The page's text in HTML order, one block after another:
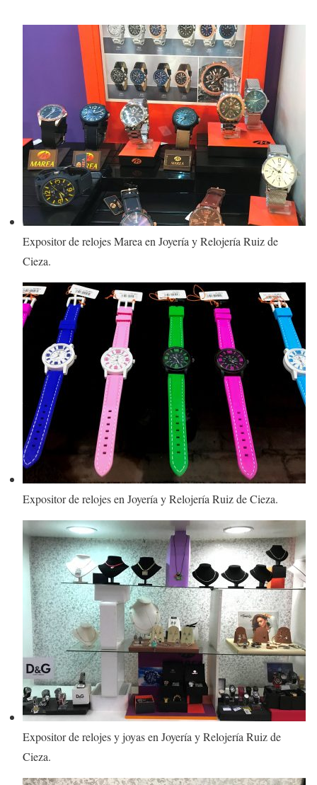
Expositor de relojes Marea en Joyería y Relojería Ruiz de
Cieza.
Expositor de relojes en Joyería y Relojería Ruiz de Cieza.
Expositor de relojes y joyas en Joyería y Relojería Ruiz de
Cieza.